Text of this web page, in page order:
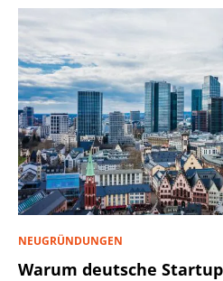
NEUGRÜNDUNGEN
Warum deutsche